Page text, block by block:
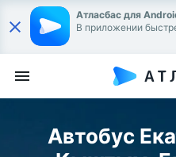
Атласбас для
В приложении
Автобус